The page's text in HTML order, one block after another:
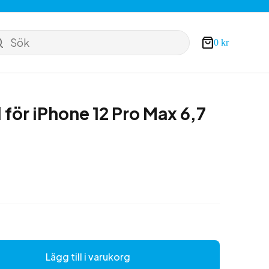
Sök Varukorg
0 kr
iPhone 12 Pro Max 6,7
Lägg till i varukorg